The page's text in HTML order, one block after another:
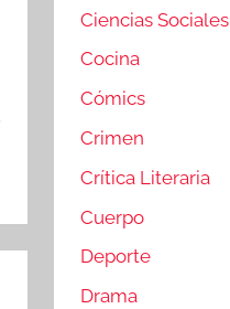
Ciencias Sociales
Cocina
Cómics
Crimen
Crítica Literaria
Cuerpo
Deporte
Drama